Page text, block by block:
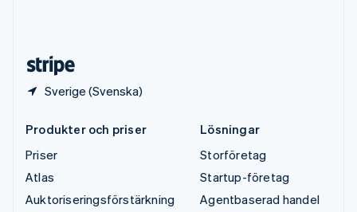
Sverige (Svenska)
Produkter och priser
Priser
Atlas
Auktoriseringsförstärkning
Lösningar
Storföretag
Startup-företag
Agentbaserad handel